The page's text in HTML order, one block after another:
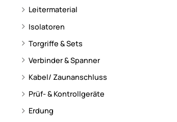
Leitermaterial
Isolatoren
Torgriffe & Sets
Verbinder & Spanner
Kabel/ Zaunanschluss
Prüf- & Kontrollgeräte
Erdung